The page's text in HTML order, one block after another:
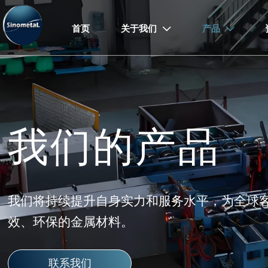
首页 关于我们  产品 
我们的产品
我们将持续提升自身实力和服务水平，为全球
效、环保的金属材料。
联系我们